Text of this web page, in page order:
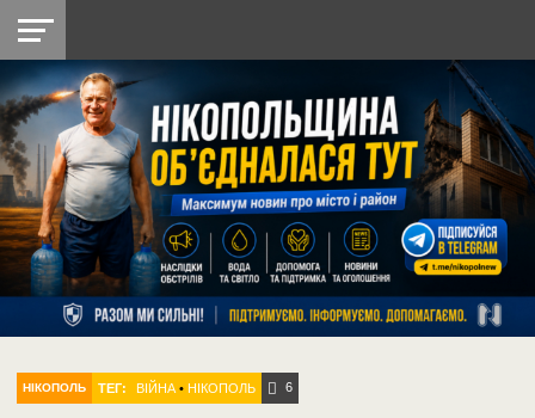
НІКОПОЛЬ
РАЙОН
СІЧЕСЛАВСЬКА
УКРАЇНА
РЕТРО
НІКОПОЛЬ
ЛАЙТ
УКРАЇНА
ДОПОМОГА
РАДІО
НІКОПОЛЬ ТЕГ: ВІЙНА •НІКОПОЛЬ 6